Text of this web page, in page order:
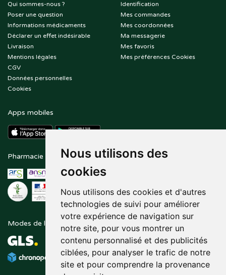
Nous utilisons des
cookies
Nous utilisons des cookies et d'autres
technologies de suivi pour améliorer
votre expérience de navigation sur
notre site, pour vous montrer un
contenu personnalisé et des publicités
ciblées, pour analyser le trafic de notre
site et pour comprendre la provenance
Qui sommes-nous ?
Poser une question
Informations médicaments
Déclarer un effet indésirable
Livraison
Mentions légales
CGV
Données personnelles
Cookies
Identification
Mes commandes
Mes coordonnées
Ma messagerie
Mes favoris
Mes préférences Cookies
Apps mobiles
Pharmacie en ligne agréée Paiement sécurisé
Modes de livraison Suivez-nous sur